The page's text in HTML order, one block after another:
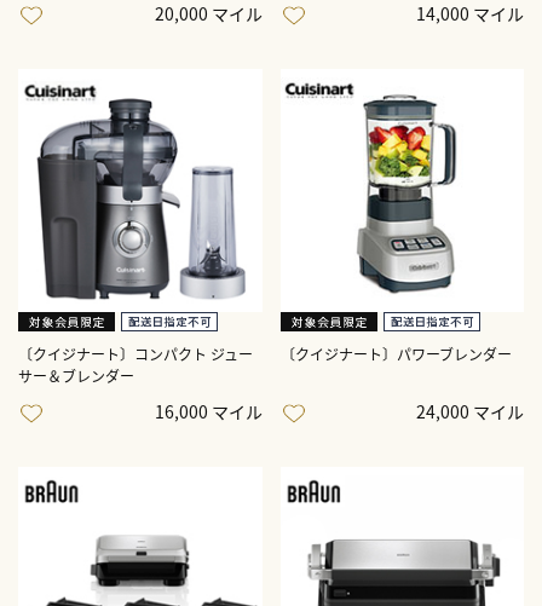
20,000 マイル 14,000 マイル
〔クイジナート〕コンパクト ジュー
サー＆ブレンダー
16,000 マイル
〔クイジナート〕パワーブレンダー
24,000 マイル